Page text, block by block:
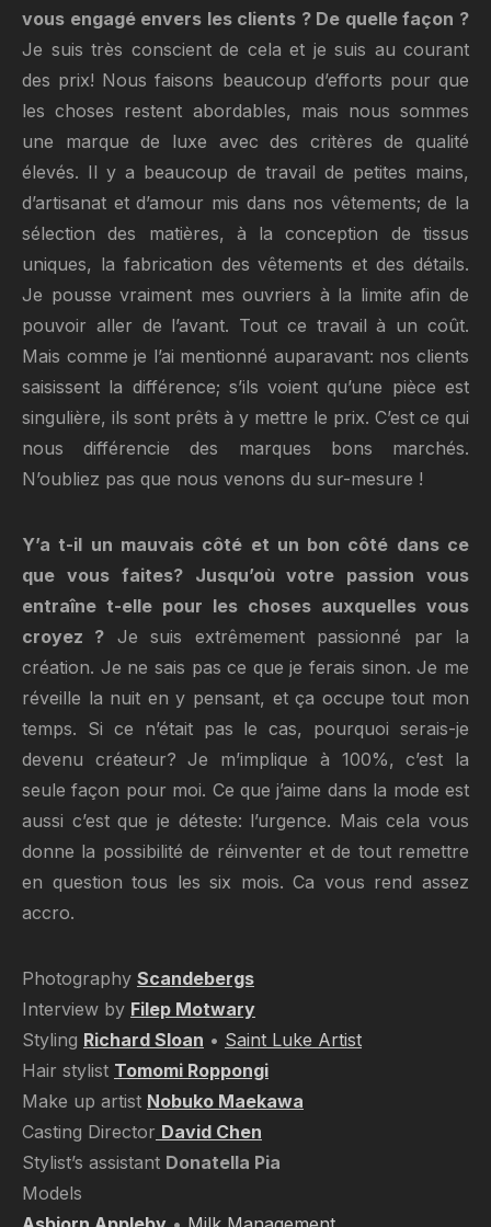
vous engagé envers les clients ? De quelle façon ?
Je suis très conscient de cela et je suis au courant
des prix! Nous faisons beaucoup d’efforts pour que
les choses restent abordables, mais nous sommes
une marque de luxe avec des critères de qualité
élevés. Il y a beaucoup de travail de petites mains,
d’artisanat et d’amour mis dans nos vêtements; de la
sélection des matières, à la conception de tissus
uniques, la fabrication des vêtements et des détails.
Je pousse vraiment mes ouvriers à la limite afin de
pouvoir aller de l’avant. Tout ce travail à un coût.
Mais comme je l’ai mentionné auparavant: nos clients
saisissent la différence; s’ils voient qu’une pièce est
singulière, ils sont prêts à y mettre le prix. C’est ce qui
nous différencie des marques bons marchés.
N’oubliez pas que nous venons du sur-mesure !
Y’a t-il un mauvais côté et un bon côté dans ce
que vous faites? Jusqu’où votre passion vous
entraîne t-elle pour les choses auxquelles vous
croyez ? Je suis extrêmement passionné par la
création. Je ne sais pas ce que je ferais sinon. Je me
réveille la nuit en y pensant, et ça occupe tout mon
temps. Si ce n’était pas le cas, pourquoi serais-je
devenu créateur? Je m’implique à 100%, c’est la
seule façon pour moi. Ce que j’aime dans la mode est
aussi c’est que je déteste: l’urgence. Mais cela vous
donne la possibilité de réinventer et de tout remettre
en question tous les six mois. Ca vous rend assez
accro.
Photography Scandebergs
Interview by Filep Motwary
Styling Richard Sloan • Saint Luke Artist
Hair stylist Tomomi Roppongi
Make up artist Nobuko Maekawa
Casting Director David Chen
Stylist’s assistant Donatella Pia
Models